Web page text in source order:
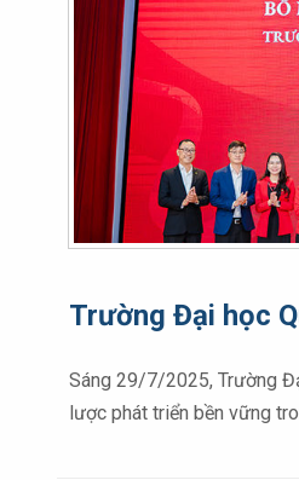
Trường Đại học
Sáng 29/7/2025, Trường
lược phát triển bền vững